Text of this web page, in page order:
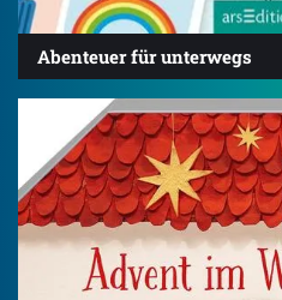
Abenteuer für unterwegs